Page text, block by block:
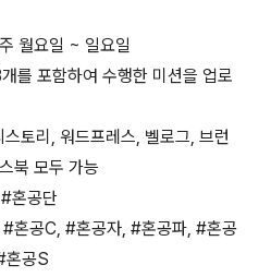
월요일 ~ 일요일
를 포함하여 수행한 미션을 업로
토리, 워드프레스, 벨로그, 브런
북 모두 가능
혼공단
혼공C, #혼공자, #혼공파, #혼공
혼공S